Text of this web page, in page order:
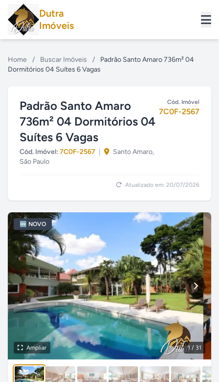
Dutra
Imóveis
Home / Buscar Imóveis /
Padrão Santo Amaro 736m² 04
Dormitórios 04 Suítes 6 Vagas
Padrão Santo Amaro
736m² 04 Dormitórios 04
Suítes 6 Vagas
Cód. Imóvel: 7C0F-2567
Santo Amaro,
São Paulo
Cód. Imóvel
7C0F-2567
Atualizado em: 20/07/2026
1/ 31
🆕 NOVO
Ampliar